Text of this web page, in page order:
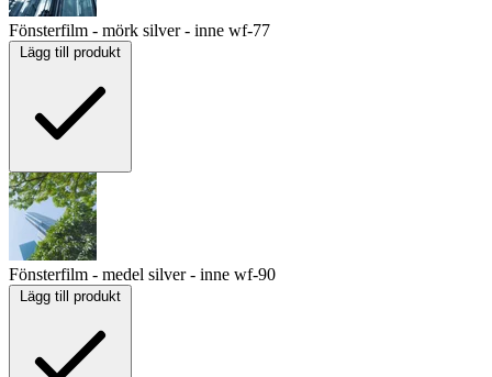
Fönsterfilm - mörk silver - inne wf-77
Lägg till produkt
Fönsterfilm - medel silver - inne wf-90
Lägg till produkt